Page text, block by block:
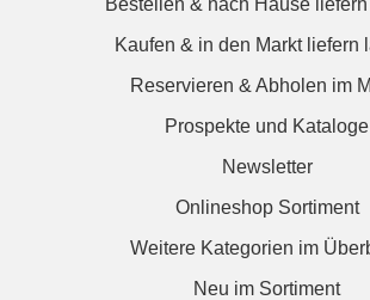
Bestellen & nach Hause
Kaufen & in den Markt liefern
Reservieren & Abholen im
Prospekte und Kataloge
Newsletter
Onlineshop Sortiment
Weitere Kategorien im
Neu im Sortiment